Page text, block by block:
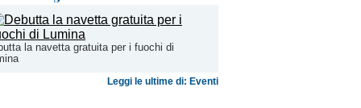
la navetta gratuita per i fuochi di
Leggi le ultime di: Eventi